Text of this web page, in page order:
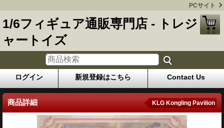
PCサイト
1/6フィギュア通販専門店 - トレジ
ャートイズ
ログイン 新規登録はこちら Contact Us
商品詳細 KLG Kongling Pavilion